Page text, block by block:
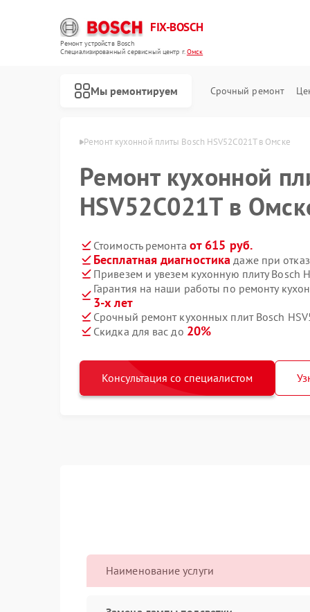
FIX-BOSCH
Ремонт устройств Bosch
Специализированный cервисный центр г.Омск
Мы ремонтируем Срочный ремонт
Bosch в Омске Ремонт кухонной плиты Bosch HSV52C021T в Омске
Ремонт кухонной
HSV52C021T в
Стоимость ремонта от 615 руб.
Бесплатная диагностика даже при
Привезем и увезем кухонную плиту Bosch
Гарантия на наши работы по ремонту
3-х лет
Срочный ремонт кухонных плит Bosch
Скидка для вас до 20%
Консультация со специалистом
Наименование услуги